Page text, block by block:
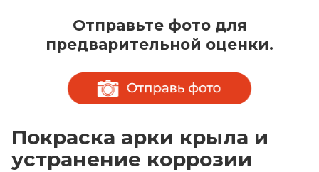
Отправьте фото для
предварительной оценки.
Покраска арки крыла и
устранение коррозии